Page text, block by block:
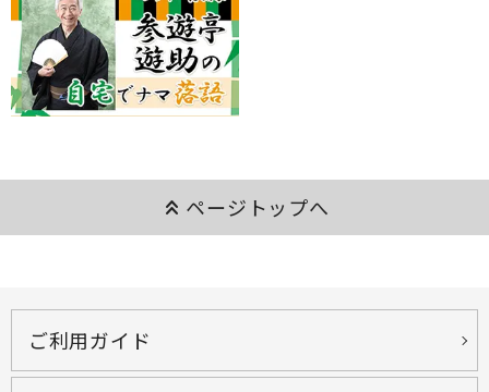
keyboard_double_arrow_up ページトップへ
ご利用ガイド